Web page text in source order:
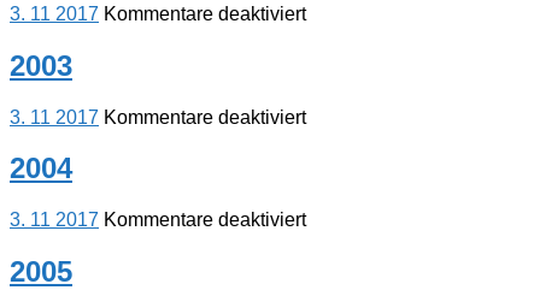
3. 11 2017 Kommentare deaktiviertfür
2003
3. 11 2017 Kommentare deaktiviertfür
2004
3. 11 2017 Kommentare deaktiviertfür
2005